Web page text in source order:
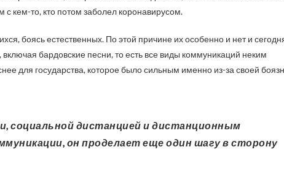
с кем-то, кто потом заболел коронавирусом.
боясь естественных. По этой причине их особенно и нет и
бардовские песни, то есть все виды коммуникаций неким
для государства, которое было сильным именно из-за своей
он проделает еще один шагу в сторону